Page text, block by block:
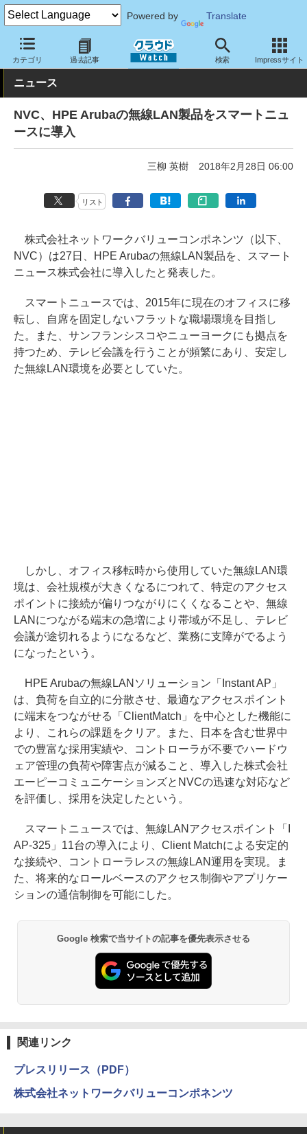
Powered by Translate
カテゴリ 過去記事 検索 Impressサイト
クラウド Watch トピック 導入事例
ニュース
NVC、HPE Arubaの無線LAN製品をスマートニュ
ースに導入
三柳 英樹 2018年2月28日 06:00
リスト
株式会社ネットワークバリューコンポネンツ（以下、
NVC）は27日、HPE Arubaの無線LAN製品を、スマート
ニュース株式会社に導入したと発表した。
スマートニュースでは、2015年に現在のオフィスに移
転し、自席を固定しないフラットな職場環境を目指し
た。また、サンフランシスコやニューヨークにも拠点を
持つため、テレビ会議を行うことが頻繁にあり、安定し
た無線LAN環境を必要としていた。
しかし、オフィス移転時から使用していた無線LAN環
境は、会社規模が大きくなるにつれて、特定のアクセス
ポイントに接続が偏りつながりにくくなることや、無線
LANにつながる端末の急増により帯域が不足し、テレビ
会議が途切れるようになるなど、業務に支障がでるよう
になったという。
HPE Arubaの無線LANソリューション「Instant AP」
は、負荷を自立的に分散させ、最適なアクセスポイント
に端末をつながせる「ClientMatch」を中心とした機能に
より、これらの課題をクリア。また、日本を含む世界中
での豊富な採用実績や、コントローラが不要でハードウ
ェア管理の負荷や障害点が減ること、導入した株式会社
エーピーコミュニケーションズとNVCの迅速な対応など
を評価し、採用を決定したという。
スマートニュースでは、無線LANアクセスポイント「I
AP-325」11台の導入により、Client Matchによる安定的
な接続や、コントローラレスの無線LAN運用を実現。ま
た、将来的なロールベースのアクセス制御やアプリケー
ションの通信制御を可能にした。
Google 検索で当サイトの記事を優先表示させる
関連リンク
プレスリリース（PDF）
株式会社ネットワークバリューコンポネンツ